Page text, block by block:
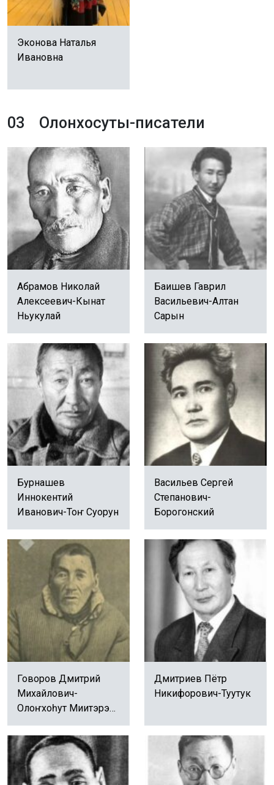
Эконова Наталья
Ивановна
03 Олонхосуты-писатели
Абрамов Николай
Алексеевич-Кынат
Ньукулай
Баишев Гаврил
Васильевич-Алтан
Сарын
Бурнашев
Иннокентий
Иванович-Тоҥ Суорун
Васильев Сергей
Степанович-
Борогонский
Говоров Дмитрий
Михайлович-
Олоҥхоһут Миитэрэй,
Ырыа Миитэрэй
Дмитриев Пётр
Никифорович-Туутук